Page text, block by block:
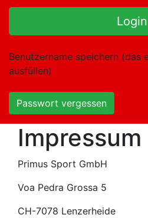
Login
Benutzername speichern (das
ausfüllen)
Passwort vergessen
Impressum
Primus Sport GmbH
Voa Pedra Grossa 5
CH-7078 Lenzerheide